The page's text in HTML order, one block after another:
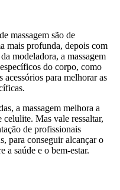
massagem são de
mais profunda, depois com
modeladora, a massagem
do corpo, como
acessórios para melhorar as
a massagem melhora a
Mas vale ressaltar,
de profissionais
para conseguir alcançar o
a saúde e o bem-estar.